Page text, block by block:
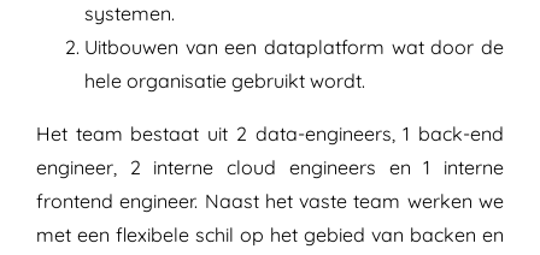
systemen.
Uitbouwen van een dataplatform wat door de
hele organisatie gebruikt wordt.
Het team bestaat uit 2 data-engineers, 1 back-end
engineer, 2 interne cloud engineers en 1 interne
frontend engineer. Naast het vaste team werken we
met een flexibele schil op het gebied van backen en